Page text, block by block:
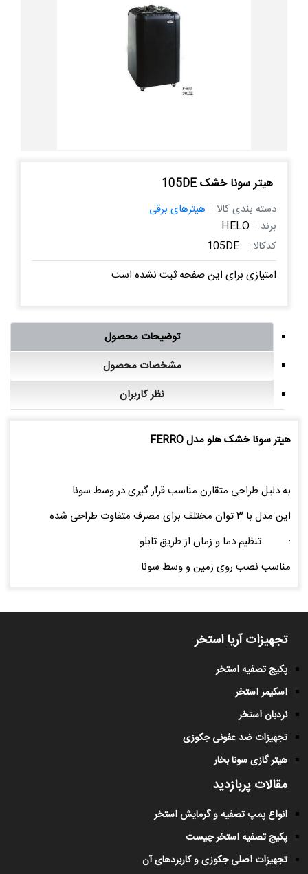
هیتر سونا خشک 105DE
دسته بندی کالا : هیترهای برقی
برند : HELO
کدکالا : 105DE
امتیازی برای این صفحه ثبت نشده است
توضیحات محصول
مشخصات محصول
نظر کاربران
هیتر سونا خشک هلو مدل FERRO
به دلیل طراحی متقارن مناسب قرار گیری در وسط سونا
این مدل با ۳ توان مختلف برای مصرف متفاوت طراحی شده
· تنظیم دما و زمان از طریق تابلو
مناسب نصب روی زمین و وسط سونا
تجهیزات آریا استخر
پکیج تصفیه استخر
اسکیمر استخر
نردبان استخر
تجهیزات ضد عفونی جکوزی
هیتر گازی سونا بخار
مقالات پربازدید
انواع پمپ تصفیه و گرمایش استخر
پکیج تصفیه استخر چیست
تجهیزات اصلی جکوزی و کاربردهای آن